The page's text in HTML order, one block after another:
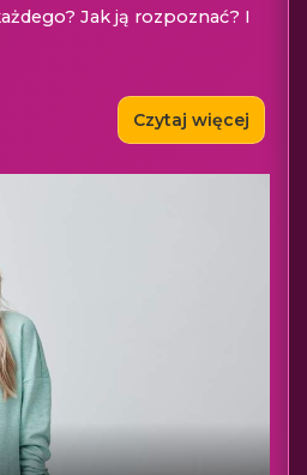
Jak ją rozpoznać? I
Czytaj więcej